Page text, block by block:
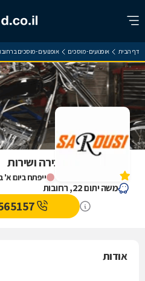
דף הבית אופנועים - מוסכים אופנועים - מוסכים
ייפתח ביום א' ב-
אופנועי סרוסי מכירה ושירות
משה יתום 22, רחובות
אודות